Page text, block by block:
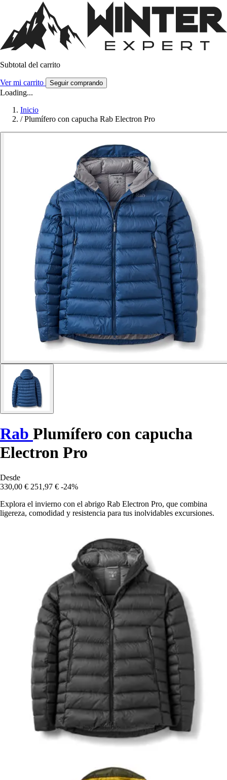
Subtotal del carrito
Ver mi carrito Seguir comprando
Loading...
Inicio
/ Plumífero con capucha Rab Electron Pro
Rab Plumífero con capucha
Electron Pro
Desde
330,00 € 251,97 € -24%
Explora el invierno con el abrigo Rab Electron Pro, que combina
ligereza, comodidad y resistencia para tus inolvidables excursiones.